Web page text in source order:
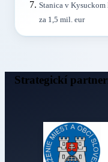
Stanica v Kysuckom
za 1,5 mil. eur
Strategickí